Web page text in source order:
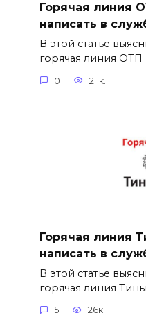
Горячая линия
написать в
В этой статье
горячая линия ОТП
0 2.1к.
Горячая линия
написать в
В этой статье
горячая линия
5 26к.